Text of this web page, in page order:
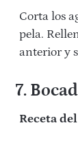
Corta los
pela.
anterior y
7.
Receta